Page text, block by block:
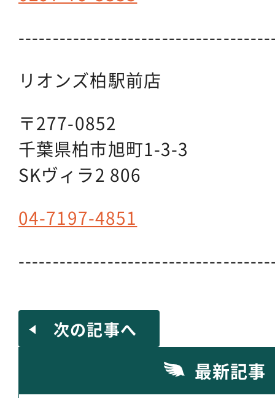
リオンズ柏駅前店
〒277-0852
千葉県柏市旭町1-3-3
SKヴィラ2 806
04-7197-4851
次の記事へ
最新記事